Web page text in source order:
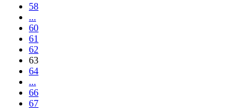
58
...
60
61
62
63
64
...
66
67